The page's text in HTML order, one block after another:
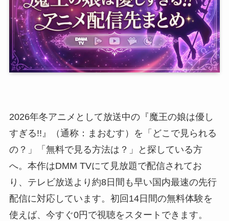
2026年冬アニメとして放送中の『魔王の娘は優し
すぎる!!』（通称：まおむす）を「どこで見られる
の？」「無料で見る方法は？」と探している方
へ。本作はDMM TVにて見放題で配信されてお
り、テレビ放送より約8日間も早い国内最速の先行
配信に対応しています。初回14日間の無料体験を
使えば、今すぐ0円で視聴をスタートできます。